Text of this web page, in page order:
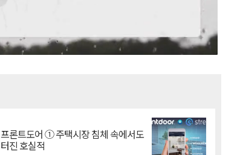
프론트도어 ① 주택시장 침체 속에서도
터진 호실적